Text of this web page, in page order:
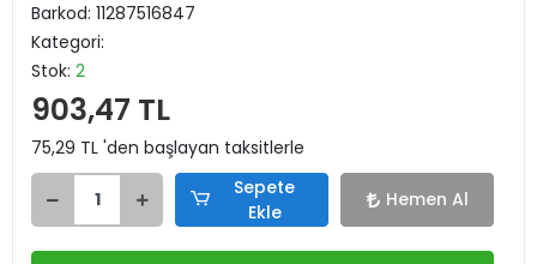
Barkod: 11287516847
Kategori:
Stok: 2
903,47 TL
75,29 TL 'den başlayan taksitlerle
Sepete
Ekle
Hemen Al